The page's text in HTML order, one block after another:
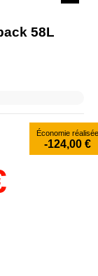
58L
Économie réalisée
-124,00 €